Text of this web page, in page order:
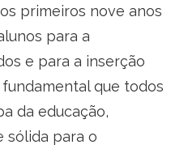
primeiros nove anos
para a
e para a inserção
que todos
da educação,
sólida para o